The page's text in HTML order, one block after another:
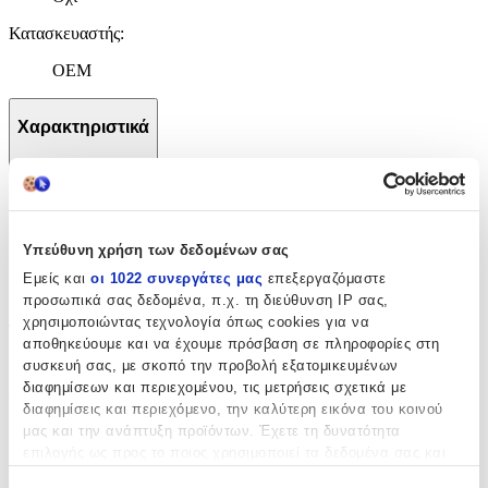
Υπεύθυνη χρήση των δεδομένων σας
Εμείς και οι 1022 συνεργάτες μας επεξεργαζόμαστε
προσωπικά σας δεδομένα, π.χ. τη διεύθυνση IP σας,
χρησιμοποιώντας τεχνολογία όπως cookies για να
αποθηκεύουμε και να έχουμε πρόσβαση σε πληροφορίες στη
συσκευή σας, με σκοπό την προβολή εξατομικευμένων
διαφημίσεων και περιεχομένου, τις μετρήσεις σχετικά με
διαφημίσεις και περιεχόμενο, την καλύτερη εικόνα του κοινού
μας και την ανάπτυξη προϊόντων. Έχετε τη δυνατότητα
Κατασκευαστής:
OEM
Χαρακτηριστικά
+
Χαρακτηριστικά
με Κλειδαριά:
Όχι
Τύπος:
Μπρελόκ
Υλικό:
Υφασμάτινο